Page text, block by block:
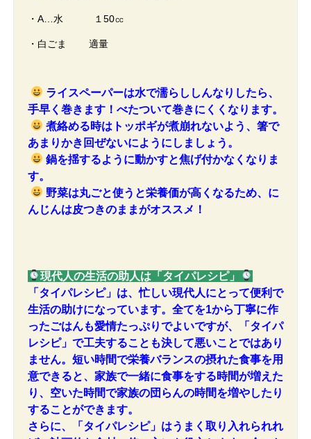
・A…水 １50㏄
・白ごま 適量
ライスペーパーは水で濡らししんなりしたら、
手早く巻きます！べたついて巻きにくくなります。
煮絡める時はトッポギが煮崩れないよう、箸で
あまりかき回ぜないにようにしましょう。
鍋を揺するように動かすと焦げ付かなくなりま
す。
野菜は丸ごと使うと栄養価が高くなるため、に
んじんは皮つきのままがオススメ！
現代人の生活の助人は「タイパレシピ」
「タイパレシピ」は、忙しい現代人にとって便利で
生活の助けになっています。全てを1から丁寧に作
ったごはんも愛情たっぷりでよいですが、「タイパ
レシピ」で工夫することも決して悪いことではあり
ません。短い時間で栄養バランスの摂れた食事を用
意できると、家族で一緒に食事をする時間が増えた
り、空いた時間で家族の団らんの時間を増やしたり
することができます。
さらに、「タイパレシピ」はうまく取り入れられれ